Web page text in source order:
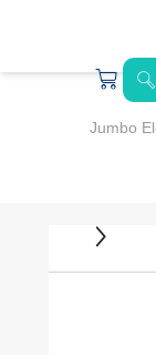
Jumbo